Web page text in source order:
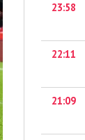
23:58
22:11
21:09